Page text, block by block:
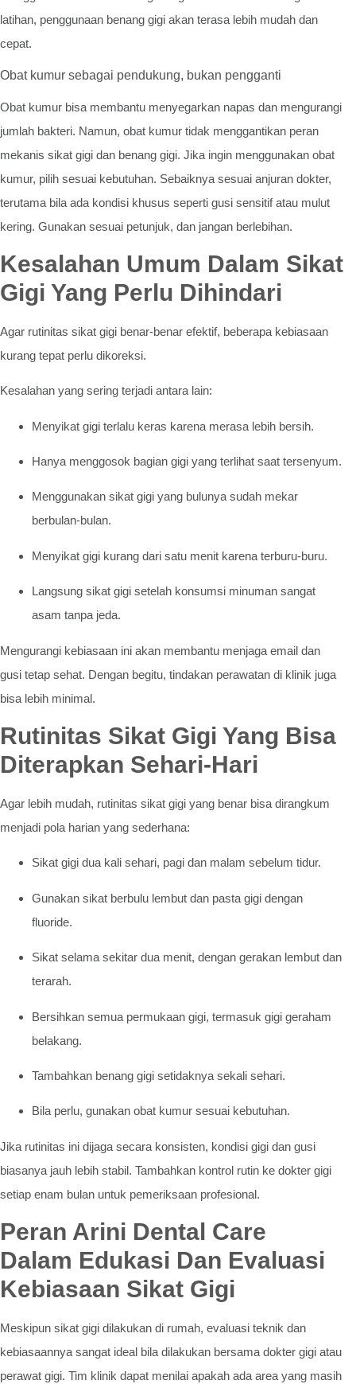
latihan, penggunaan benang gigi akan terasa lebih mudah dan
cepat.
Obat kumur sebagai pendukung, bukan pengganti
Obat kumur bisa membantu menyegarkan napas dan mengurangi
jumlah bakteri. Namun, obat kumur tidak menggantikan peran
mekanis sikat gigi dan benang gigi. Jika ingin menggunakan obat
kumur, pilih sesuai kebutuhan. Sebaiknya sesuai anjuran dokter,
terutama bila ada kondisi khusus seperti gusi sensitif atau mulut
kering. Gunakan sesuai petunjuk, dan jangan berlebihan.
Kesalahan Umum Dalam Sikat
Gigi Yang Perlu Dihindari
Agar rutinitas sikat gigi benar-benar efektif, beberapa kebiasaan
kurang tepat perlu dikoreksi.
Kesalahan yang sering terjadi antara lain:
Menyikat gigi terlalu keras karena merasa lebih bersih.
Hanya menggosok bagian gigi yang terlihat saat tersenyum.
Menggunakan sikat gigi yang bulunya sudah mekar
berbulan-bulan.
Menyikat gigi kurang dari satu menit karena terburu-buru.
Langsung sikat gigi setelah konsumsi minuman sangat
asam tanpa jeda.
Mengurangi kebiasaan ini akan membantu menjaga email dan
gusi tetap sehat. Dengan begitu, tindakan perawatan di klinik juga
bisa lebih minimal.
Rutinitas Sikat Gigi Yang Bisa
Diterapkan Sehari-Hari
Agar lebih mudah, rutinitas sikat gigi yang benar bisa dirangkum
menjadi pola harian yang sederhana:
Sikat gigi dua kali sehari, pagi dan malam sebelum tidur.
Gunakan sikat berbulu lembut dan pasta gigi dengan
fluoride.
Sikat selama sekitar dua menit, dengan gerakan lembut dan
terarah.
Bersihkan semua permukaan gigi, termasuk gigi geraham
belakang.
Tambahkan benang gigi setidaknya sekali sehari.
Bila perlu, gunakan obat kumur sesuai kebutuhan.
Jika rutinitas ini dijaga secara konsisten, kondisi gigi dan gusi
biasanya jauh lebih stabil. Tambahkan kontrol rutin ke dokter gigi
setiap enam bulan untuk pemeriksaan profesional.
Peran Arini Dental Care
Dalam Edukasi Dan Evaluasi
Kebiasaan Sikat Gigi
Meskipun sikat gigi dilakukan di rumah, evaluasi teknik dan
kebiasaannya sangat ideal bila dilakukan bersama dokter gigi atau
perawat gigi. Tim klinik dapat menilai apakah ada area yang masih